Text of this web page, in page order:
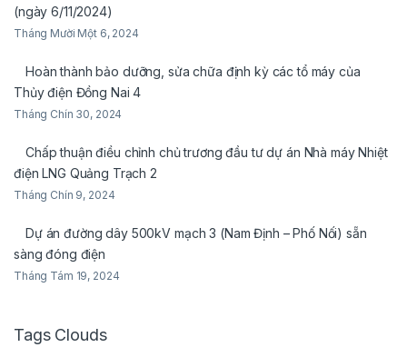
(ngày 6/11/2024)
Tháng Mười Một 6, 2024
Hoàn thành bảo dưỡng, sửa chữa định kỳ các tổ máy của
Thủy điện Đồng Nai 4
Tháng Chín 30, 2024
Chấp thuận điều chỉnh chủ trương đầu tư dự án Nhà máy Nhiệt
điện LNG Quảng Trạch 2
Tháng Chín 9, 2024
Dự án đường dây 500kV mạch 3 (Nam Định – Phố Nối) sẵn
sàng đóng điện
Tháng Tám 19, 2024
Tags Clouds